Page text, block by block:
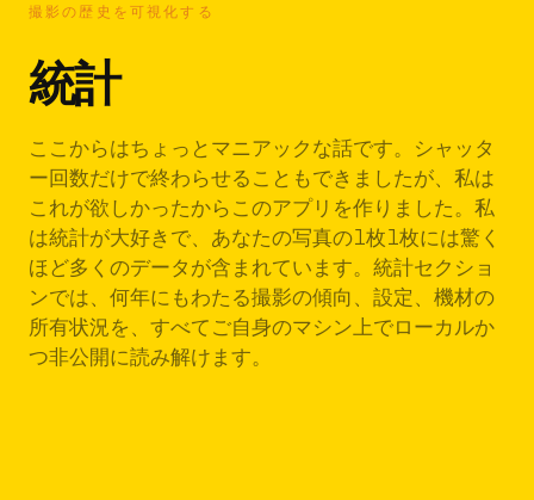
撮影の歴史を可視化する
統計
ここからはちょっとマニアックな話です。シャッタ
ー回数だけで終わらせることもできましたが、私は
これが欲しかったからこのアプリを作りました。私
は統計が大好きで、あなたの写真の1枚1枚には驚く
ほど多くのデータが含まれています。統計セクショ
ンでは、何年にもわたる撮影の傾向、設定、機材の
所有状況を、すべてご自身のマシン上でローカルか
つ非公開に読み解けます。